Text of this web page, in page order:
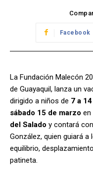
Facebook
La Fundación Malecón
de Guayaquil, lanza un
dirigido a niños de 7 a
sábado 15 de marzo en
del Salado y contará
González, quien guiará
equilibrio,
patineta.